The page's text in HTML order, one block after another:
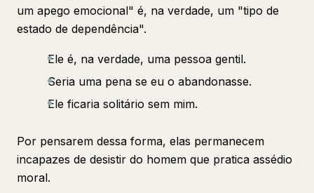
um apego emocional" é, na verdade, um "tipo de
estado de dependência".
Ele é, na verdade, uma pessoa gentil.
Seria uma pena se eu o abandonasse.
Ele ficaria solitário sem mim.
Por pensarem dessa forma, elas permanecem
incapazes de desistir do homem que pratica assédio
moral.